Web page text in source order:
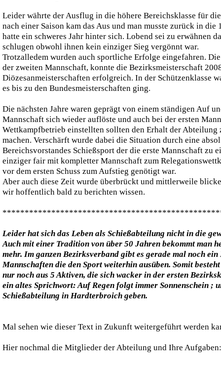
Leider währte der Ausflug in die höhere Bereichsklasse für
nach einer Saison kam das Aus und man musste zurück in
hatte ein schweres Jahr hinter sich. Lobend sei zu erwähnen
schlugen obwohl ihnen kein einziger Sieg vergönnt war.
Trotzalledem wurden auch sportliche Erfolge eingefahren.
der zweiten Mannschaft, konnte die Bezirksmeisterschaft
Diözesanmeisterschaften erfolgreich. In der Schützenklasse
es bis zu den Bundesmeisterschaften ging.
Die nächsten Jahre waren geprägt von einem ständigen Auf
Mannschaft sich wieder auflöste und auch bei der ersten
Wettkampfbetrieb einstellten sollten den Erhalt der Abteilung
machen. Verschärft wurde dabei die Situation durch eine
Bereichsvorstandes Schießsport der die erste Mannschaft zu
einziger fair mit kompletter Mannschaft zum
vor dem ersten Schuss zum Aufstieg genötigt war.
Aber auch diese Zeit wurde überbrückt und mittlerweile
wir hoffentlich bald zu berichten wissen.
Leider hat sich das Leben als Schießabteilung nicht in die
Auch mit einer Tradition von über 50 Jahren bekommt man
mehr. Im ganzen Bezirksverband gibt es gerade mal noch
Mannschaften die den Sport weiterhin ausüben. Somit
nur noch aus 5 Aktiven, die sich wacker in der ersten
ein altes Sprichwort: Auf Regen folgt immer Sonnenschein ;
Schießabteilung in Hardterbroich geben.
Mal sehen wie dieser Text in Zukunft weitergeführt werden
Hier nochmal die Mitglieder der Abteilung und Ihre Aufgaben: